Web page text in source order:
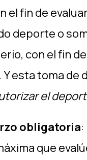
el fin de
deporte o
con el fin
esta toma de
el
obligatoria
que